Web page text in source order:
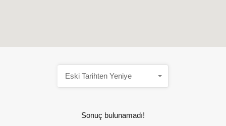
Eski Tarihten Yeniye
Sonuç bulunamadı!